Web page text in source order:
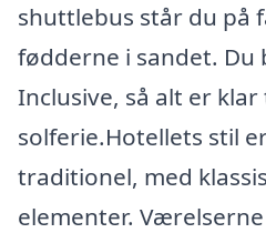
shuttlebus står du på
fødderne i sandet. Du
Inclusive, så alt er
solferie.Hotellets stil
traditionel, med
elementer.